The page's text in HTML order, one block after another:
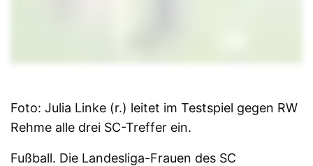
Foto: Julia Linke (r.) leitet im Testspiel gegen RW
Rehme alle drei SC-Treffer ein.
Fußball. Die Landesliga-Frauen des SC